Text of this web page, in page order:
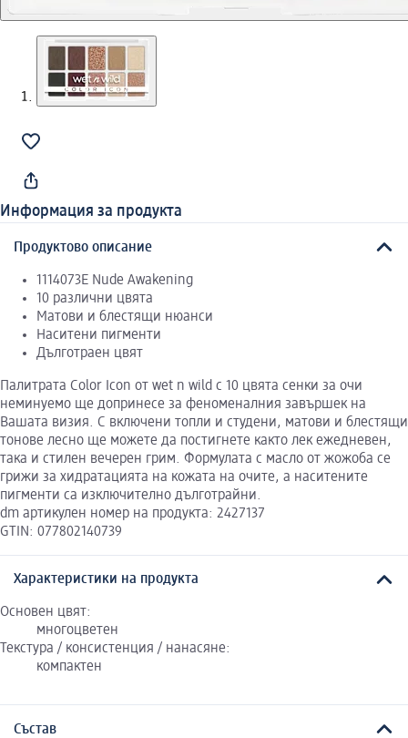
Информация за продукта
Продуктово описание
1114073E Nude Awakening
10 различни цвята
Матови и блестящи нюанси
Наситени пигменти
Дълготраен цвят
Палитрата Color Icon от wet n wild с 10 цвята сенки за очи
неминуемо ще допринесе за феноменалния завършек на
Вашата визия. С включени топли и студени, матови и блестящи
тонове лесно ще можете да постигнете както лек ежедневен,
така и стилен вечерен грим. Формулата с масло от жожоба се
грижи за хидратацията на кожата на очите, а наситените
пигменти са изключително дълготрайни.
dm артикулен номер на продукта: 2427137
GTIN: 077802140739
Характеристики на продукта
Основен цвят:
многоцветен
Текстура / консистенция / нанасяне:
компактен
Състав